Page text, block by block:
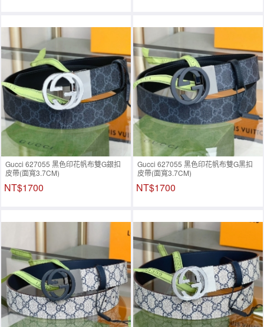
Gucci 627055 黑色印花帆布雙G銀扣
皮帶(面寬3.7CM)
NT$1700
Gucci 627055 黑色印花帆布雙G黑扣
皮帶(面寬3.7CM)
NT$1700